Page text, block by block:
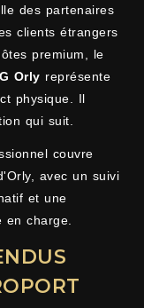
des partenaires
clients étrangers
premium, le
Orly représente
physique. Il
qui suit.
couvre
avec un suivi
et une
charge.